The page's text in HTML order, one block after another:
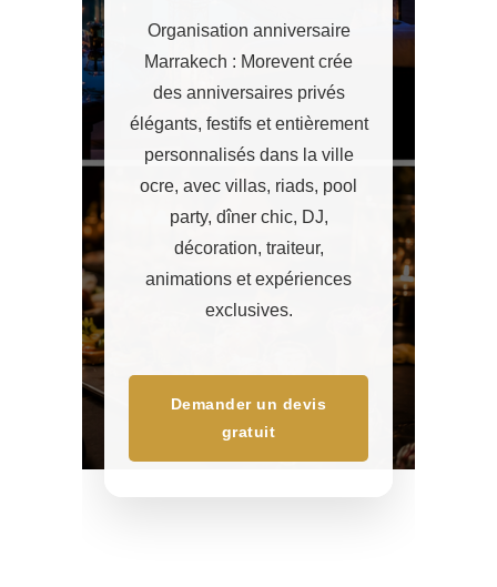
Organisation anniversaire
Marrakech : Morevent crée
des anniversaires privés
élégants, festifs et entièrement
personnalisés dans la ville
ocre, avec villas, riads, pool
party, dîner chic, DJ,
décoration, traiteur,
animations et expériences
exclusives.
Demander un devis
gratuit